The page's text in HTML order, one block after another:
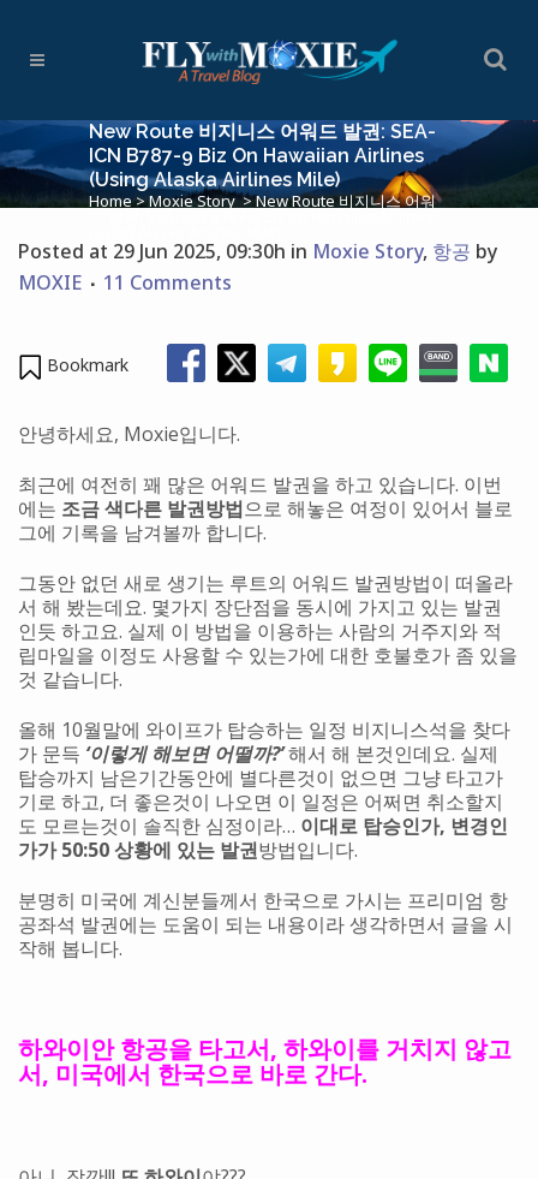
New Route 비지니스 어워드 발권: SEA-
ICN B787-9 Biz On Hawaiian Airlines
(using Alaska Airlines Mile)
Home>Moxie Story>New Route 비지니스 어워
Posted at 29 Jun 2025, 09:30h in Moxie Story, 항공 by
MOXIE
11 Comments
Bookmark
안녕하세요, Moxie입니다.
최근에 여전히 꽤 많은 어워드 발권을 하고 있습니다. 이번
에는 조금 색다른 발권방법으로 해놓은 여정이 있어서 블로
그에 기록을 남겨볼까 합니다.
그동안 없던 새로 생기는 루트의 어워드 발권방법이 떠올라
서 해 봤는데요. 몇가지 장단점을 동시에 가지고 있는 발권
인듯 하고요. 실제 이 방법을 이용하는 사람의 거주지와 적
립마일을 이정도 사용할 수 있는가에 대한 호불호가 좀 있을
것 같습니다.
올해 10월말에 와이프가 탑승하는 일정 비지니스석을 찾다
가 문득 ‘이렇게 해보면 어떨까?’해서 해 본것인데요. 실제
탑승까지 남은기간동안에 별다른것이 없으면 그냥 타고가
기로 하고, 더 좋은것이 나오면 이 일정은 어쩌면 취소할지
도 모르는것이 솔직한 심정이라… 이대로 탑승인가, 변경인
가가 50:50 상황에 있는 발권방법입니다.
분명히 미국에 계신분들께서 한국으로 가시는 프리미엄 항
공좌석 발권에는 도움이 되는 내용이라 생각하면서 글을 시
작해 봅니다.
하와이안 항공을 타고서, 하와이를 거치지 않고
서, 미국에서 한국으로 바로 간다.